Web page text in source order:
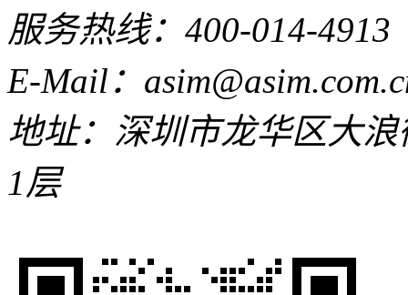
服务热线：400-014-4913
E-Mail：
地址：深圳市龙华区大
1层